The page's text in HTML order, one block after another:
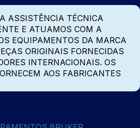
ASSISTÊNCIA TÉCNICA
E ATUAMOS COM A
EQUIPAMENTOS DA MARCA
ORIGINAIS FORNECIDAS
INTERNACIONAIS. OS
AOS FABRICANTES